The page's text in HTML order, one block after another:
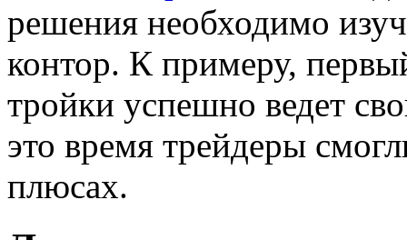
решения необходимо
контор. К примеру,
тройки успешно ведет
это время трейдеры
плюсах.